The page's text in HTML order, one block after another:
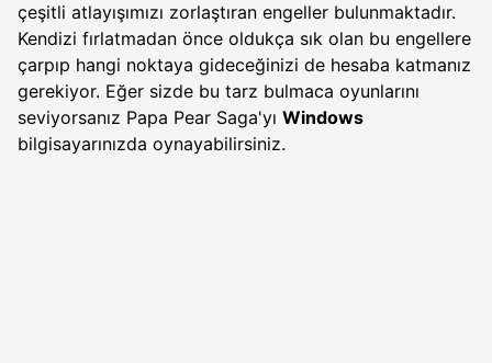
çeşitli atlayışımızı zorlaştıran engeller bulunmaktadır.
Kendizi fırlatmadan önce oldukça sık olan bu engellere
çarpıp hangi noktaya gideceğinizi de hesaba katmanız
gerekiyor. Eğer sizde bu tarz bulmaca oyunlarını
seviyorsanız Papa Pear Saga'yı Windows
bilgisayarınızda oynayabilirsiniz.